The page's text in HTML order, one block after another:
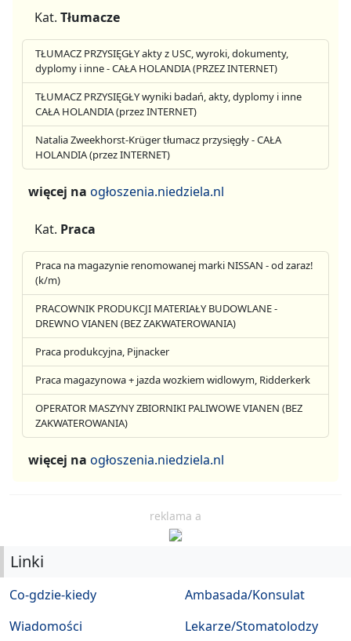
Kat. Tłumacze
TŁUMACZ PRZYSIĘGŁY akty z USC, wyroki, dokumenty,
dyplomy i inne - CAŁA HOLANDIA (PRZEZ INTERNET)
TŁUMACZ PRZYSIĘGŁY wyniki badań, akty, dyplomy i inne
CAŁA HOLANDIA (przez INTERNET)
Natalia Zweekhorst-Krüger tłumacz przysięgły - CAŁA
HOLANDIA (przez INTERNET)
więcej na ogłoszenia.niedziela.nl
Kat. Praca
Praca na magazynie renomowanej marki NISSAN - od zaraz!
(k/m)
PRACOWNIK PRODUKCJI MATERIAŁY BUDOWLANE -
DREWNO VIANEN (BEZ ZAKWATEROWANIA)
Praca produkcyjna, Pijnacker
Praca magazynowa + jazda wozkiem widlowym, Ridderkerk
OPERATOR MASZYNY ZBIORNIKI PALIWOWE VIANEN (BEZ
ZAKWATEROWANIA)
więcej na ogłoszenia.niedziela.nl
reklama a
Linki
Co-gdzie-kiedy
Wiadomości
Ambasada/Konsulat
Lekarze/Stomatolodzy